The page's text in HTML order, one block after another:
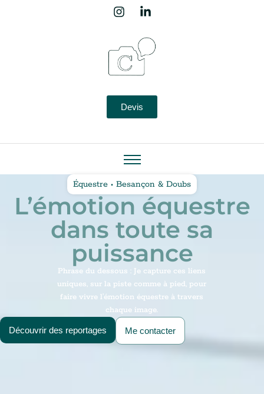
Devis
Équestre • Besançon & Doubs
L’émotion équestre
dans toute sa
puissance
Phrase du dessous : Je capture ces liens
uniques, sur la piste comme à pied, pour
faire vivre l’émotion équestre à travers
chaque image.
Découvrir des reportages
Me contacter